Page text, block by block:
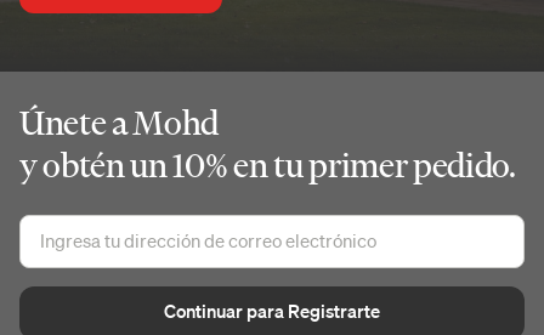
Únete a Mohd
y obtén un 10% en tu primer pedido.
Continuar para Registrarte